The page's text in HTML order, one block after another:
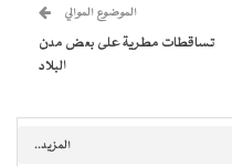
نافذة
جديدة)
الموضوع الموالي
تساقطات مطرية على بعض مدن
البلاد
المزيد..